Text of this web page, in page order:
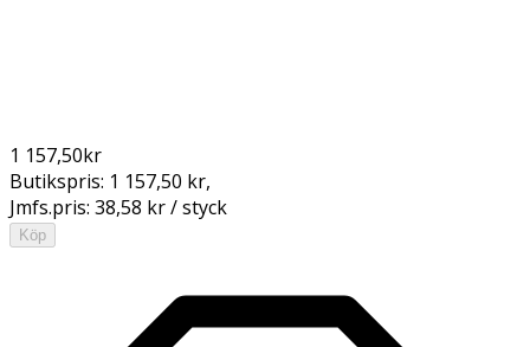
1 157,50kr
Butikspris: 1 157,50 kr,
Jmfs.pris: 38,58 kr / styck
Köp